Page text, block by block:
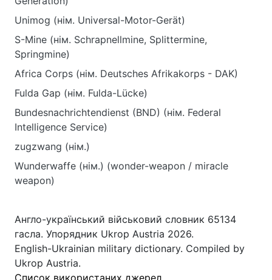
Unimog (нім. Universal-Motor-Gerät)
S-Mine (нім. Schrapnellmine, Splittermine,
Springmine)
Africa Corps (нім. Deutsches Afrikakorps - DAK)
Fulda Gap (нім. Fulda-Lücke)
Bundesnachrichtendienst (BND) (нім. Federal
Intelligence Service)
zugzwang (нім.)
Wunderwaffe (нім.) (wonder-weapon / miracle
weapon)
Англо-український військовий словник 65134
гасла. Упорядник Ukrop Austria 2026.
English-Ukrainian military dictionary. Compiled by
Ukrop Austria.
Список використаних джерел